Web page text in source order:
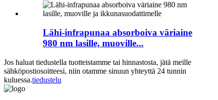
Lähi-infrapunaa absorboiva väriaine
980 nm lasille, muoville...
Jos haluat tiedustella tuotteistamme tai hinnastosta, jätä meille
sähköpostiosoitteesi, niin otamme sinuun yhteyttä 24 tunnin
kuluessa.tiedustelu